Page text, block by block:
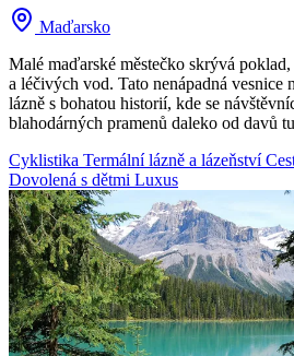
Maďarsko
Malé maďarské městečko skrývá
a léčivých vod. Tato nenápadná vesnice
lázně s bohatou historií, kde se
blahodárných pramenů daleko od davů
Cyklistika Termální lázně a lázeňství
Dovolená s dětmi Luxus